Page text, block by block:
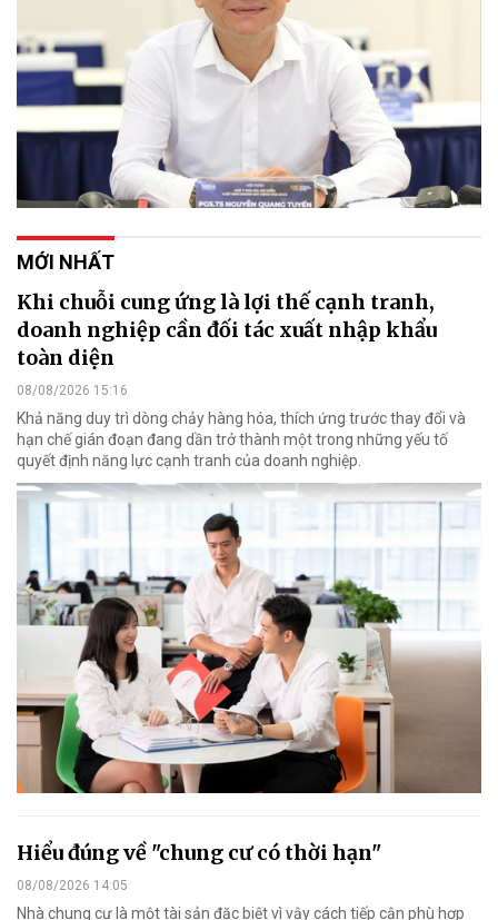
MỚI NHẤT
Khi chuỗi cung ứng là lợi thế cạnh tranh,
doanh nghiệp cần đối tác xuất nhập khẩu
toàn diện
08/08/2026 15:16
Khả năng duy trì dòng chảy hàng hóa, thích ứng trước thay đổi và
hạn chế gián đoạn đang dần trở thành một trong những yếu tố
quyết định năng lực cạnh tranh của doanh nghiệp.
Hiểu đúng về "chung cư có thời hạn"
08/08/2026 14:05
Nhà chung cư là một tài sản đặc biệt vì vậy cách tiếp cận phù hợp